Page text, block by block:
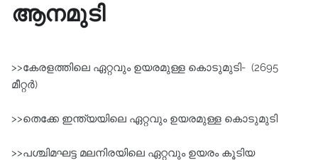
ആനമുടി
>>കേരളത്തിലെ ഏറ്റവും ഉയരമുള്ള കൊടുമുടി- (2695
മീറ്റർ)
>>തെക്കേ ഇന്ത്യയിലെ ഏറ്റവും ഉയരമുള്ള കൊടുമുടി
>>പശ്ചിമഘട്ട മലനിരയിലെ ഏറ്റവും ഉയരം കൂടിയ